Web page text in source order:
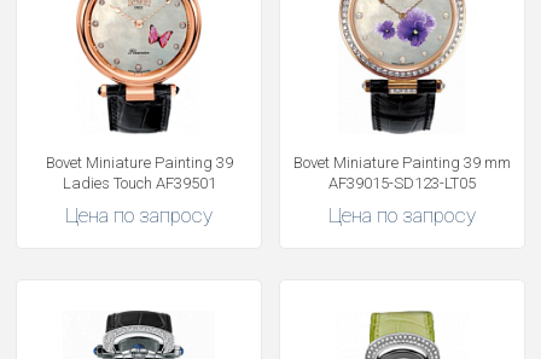
Bovet Miniature Painting 39
Ladies Touch AF39501
Цена по запросу
Bovet Miniature Painting 39 mm
AF39015-SD123-LT05
Цена по запросу